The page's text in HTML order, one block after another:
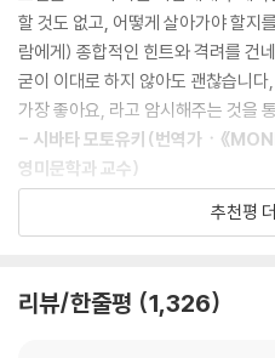
--- p. 45~46
이따금 ‘무라카미 하루키의 문장은
는 게 정확히 어떤 것인지는 잘 모르
이고 어떤 의미에서는 빗나간 말이
로 일본어로 ‘번역했다’는 단어 그대
는데, 그건 어디까지나 실제적인 프
기서 지향한 것은 오히려 불필요한
움을 희석시킨 일본어’ 문장 쓰기가 아
체제’ 같은 것에서 가능한 한 멀리
조어가 생겨날 정도로 세계적으로
로는 많은 평론가들에게 혹독한 평가
주의적’ 등 강도 높은 비난 속에서도
단 이후 최초로 자신의 작가론적, 문
을 건네는 듯한 소박한 형식으로 풀
통해 언급했던 글쓰기와 그 현장을
한, 세계를 향한 생각을 총괄하여 한
『직업으로서의 소설가』는 ‘무라카
야 하는가, 라는 질문에 답하는 책이
지속적으로 소설을 써내기 위한 일상
할 것도 없고, 어떻게 살아가야 할지
람에게) 종합적인 힌트와 격려를 건
굳이 이대로 하지 않아도 괜찮습니
가장 좋아요, 라고 암시해주는 것을
- 시바타 모토유키(번역가ㆍ《
영미문학과 교수)
무라카미 하루키 그 자체인 책. 양질
추천평
리뷰/한줄평 1,326